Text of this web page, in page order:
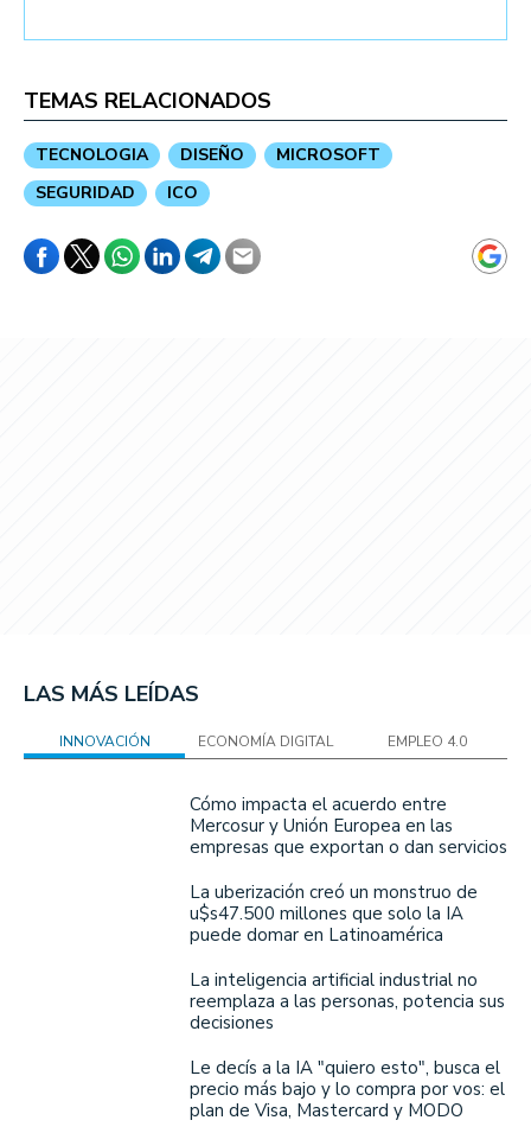
TEMAS RELACIONADOS
TECNOLOGIA DISEÑO
MICROSOFT
SEGURIDAD
ICO
LAS MÁS LEÍDAS
INNOVACIÓN ECONOMÍA DIGITAL EMPLEO 4.0
Cómo impacta el acuerdo entre
Mercosur y Unión Europea en las
empresas que exportan o dan servicios
La uberización creó un monstruo de
u$s47.500 millones que solo la IA
puede domar en Latinoamérica
La inteligencia artificial industrial no
reemplaza a las personas, potencia sus
decisiones
Le decís a la IA "quiero esto", busca el
precio más bajo y lo compra por vos: el
plan de Visa, Mastercard y MODO